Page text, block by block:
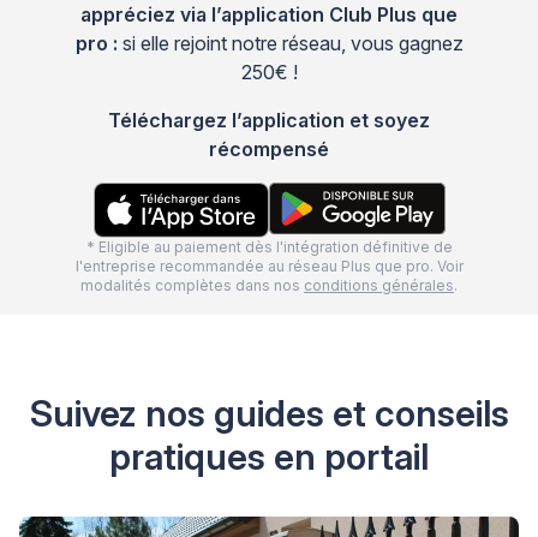
appréciez via l’application Club Plus que
pro : si elle rejoint notre réseau, vous gagnez
250€ !
Téléchargez l’application et soyez
récompensé
* Eligible au paiement dès l'intégration définitive de
l'entreprise recommandée au réseau Plus que pro. Voir
modalités complètes dans nos conditions générales.
Suivez nos guides et conseils
pratiques en portail